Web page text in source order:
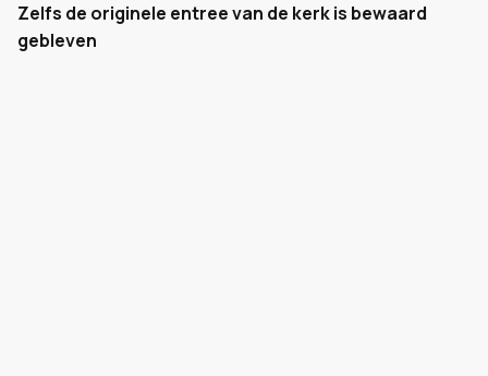
Zelfs de originele entree van de kerk is bewaard
gebleven